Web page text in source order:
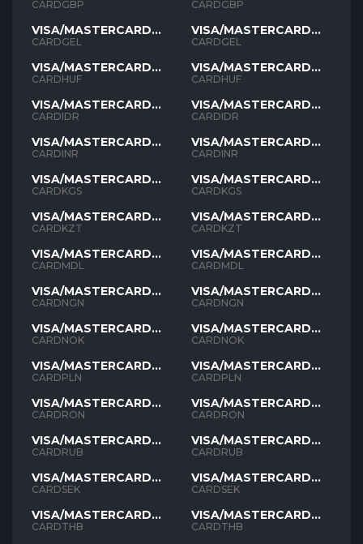
GBP
CARDGBP
VISA/MASTERCARD
GEL
CARDGEL
VISA/MASTERCARD
HUF
CARDHUF
VISA/MASTERCARD
IDR
CARDIDR
VISA/MASTERCARD
INR
CARDINR
VISA/MASTERCARD
KGS
CARDKGS
VISA/MASTERCARD
KZT
CARDKZT
VISA/MASTERCARD
MDL
CARDMDL
VISA/MASTERCARD
NGN
CARDNGN
VISA/MASTERCARD
NOK
CARDNOK
VISA/MASTERCARD
PLN
CARDPLN
VISA/MASTERCARD
RON
CARDRON
VISA/MASTERCARD
RUB
CARDRUB
VISA/MASTERCARD
SEK
CARDSEK
VISA/MASTERCARD
THB
CARDTHB
GBP
CARDGBP
VISA/MASTERCARD
GEL
CARDGEL
VISA/MASTERCARD
HUF
CARDHUF
VISA/MASTERCARD
IDR
CARDIDR
VISA/MASTERCARD
INR
CARDINR
VISA/MASTERCARD
KGS
CARDKGS
VISA/MASTERCARD
KZT
CARDKZT
VISA/MASTERCARD
MDL
CARDMDL
VISA/MASTERCARD
NGN
CARDNGN
VISA/MASTERCARD
NOK
CARDNOK
VISA/MASTERCARD
PLN
CARDPLN
VISA/MASTERCARD
RON
CARDRON
VISA/MASTERCARD
RUB
CARDRUB
VISA/MASTERCARD
SEK
CARDSEK
VISA/MASTERCARD
THB
CARDTHB